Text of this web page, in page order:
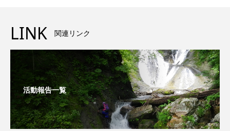
LINK 関連リンク
活動報告一覧